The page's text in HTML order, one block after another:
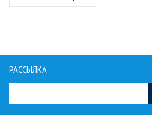
РАССЫЛКА